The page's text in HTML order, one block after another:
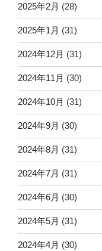
2025年2月 (28)
2025年1月 (31)
2024年12月 (31)
2024年11月 (30)
2024年10月 (31)
2024年9月 (30)
2024年8月 (31)
2024年7月 (31)
2024年6月 (30)
2024年5月 (31)
2024年4月 (30)